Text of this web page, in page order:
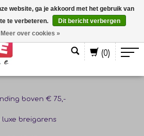
(0)
boven € 75,-
luxe breigarens
website, ga je akkoord met het gebruik van
te verbeteren.
Dit bericht verbergen
Meer over cookies »